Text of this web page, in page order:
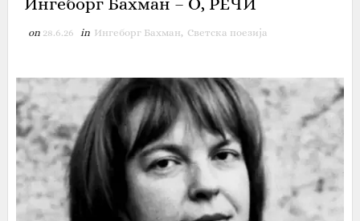
on 28.6.26 in Ингеборг Бахман, Светска поезија